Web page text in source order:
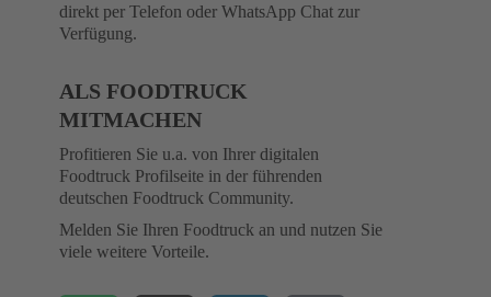
direkt per Telefon oder WhatsApp Chat zur
Verfügung.
ALS FOODTRUCK
MITMACHEN
Profitieren Sie u.a. von Ihrer digitalen
Foodtruck Profilseite in der führenden
deutschen Foodtruck Community.
Melden Sie Ihren Foodtruck an und nutzen Sie
viele weitere Vorteile.